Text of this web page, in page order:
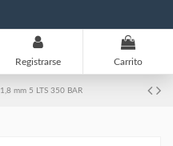
Registrarse
0
Carrito
mm 5 LTS 350 BAR